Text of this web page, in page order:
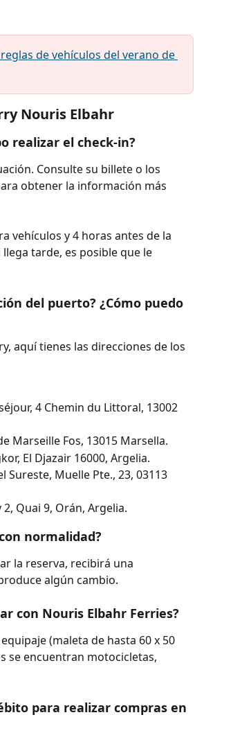
de vehículos del verano de
Nouris Elbahr
realizar el check-in?
Consulte su billete o los
obtener la información más
vehículos y 4 horas antes de la
tarde, es posible que le
del puerto? ¿Cómo puedo
aquí tienes las direcciones de los
4 Chemin du Littoral, 13002
Marseille Fos, 13015 Marsella.
El Djazair 16000, Argelia.
Muelle Pte., 23, 03113
Quai 9, Orán, Argelia.
normalidad?
la reserva, recibirá una
algún cambio.
con Nouris Elbahr Ferries?
(maleta de hasta 60 x 50
se encuentran motocicletas,
para realizar compras en